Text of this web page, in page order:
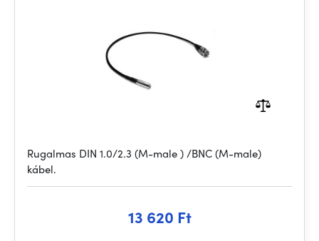
Rugalmas DIN 1.0/2.3 (M-male ) /BNC (M-male)
kábel.
13 620 Ft